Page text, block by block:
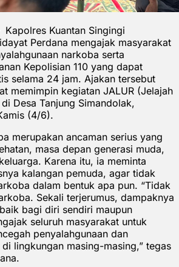
Kapolres Kuantan Singingi
Perdana mengajak masyarakat
narkoba serta
Kepolisian 110 yang dapat
selama 24 jam. Ajakan tersebut
memimpin kegiatan JALUR (Jelajah
Desa Tanjung Simandolak,
(4/6).
merupakan ancaman serius yang
masa depan generasi muda,
Karena itu, ia meminta
kalangan pemuda, agar tidak
dalam bentuk apa pun. “Tidak
Sekali terjerumus, dampaknya
bagi diri sendiri maupun
seluruh masyarakat untuk
penyalahgunaan dan
lingkungan masing-masing,” tegas